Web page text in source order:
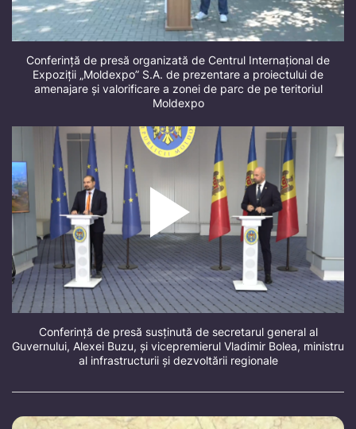
Conferință de presă organizată de Centrul Internațional de
Expoziții „Moldexpo” S.A. de prezentare a proiectului de
amenajare și valorificare a zonei de parc de pe teritoriul
Moldexpo
Conferință de presă susținută de secretarul general al
Guvernului, Alexei Buzu, și vicepremierul Vladimir Bolea, ministru
al infrastructurii și dezvoltării regionale